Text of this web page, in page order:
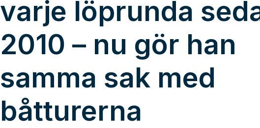
varje löprunda
2010 – nu gör han
samma sak med
båtturerna